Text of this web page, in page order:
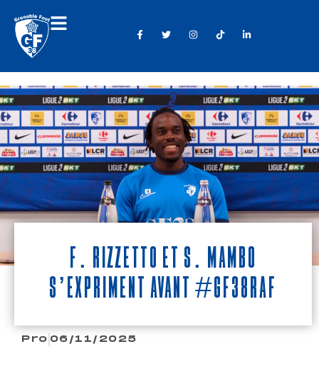
F. Rizzetto et S. MAMBO
s’expriment avant #GF38RAF
Pro 06/11/2025